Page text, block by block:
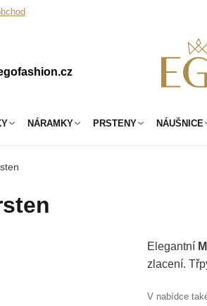
NÁRAMKY PRSTENY NÁUŠNICE
Elegantní
zlacení.
V nabídce